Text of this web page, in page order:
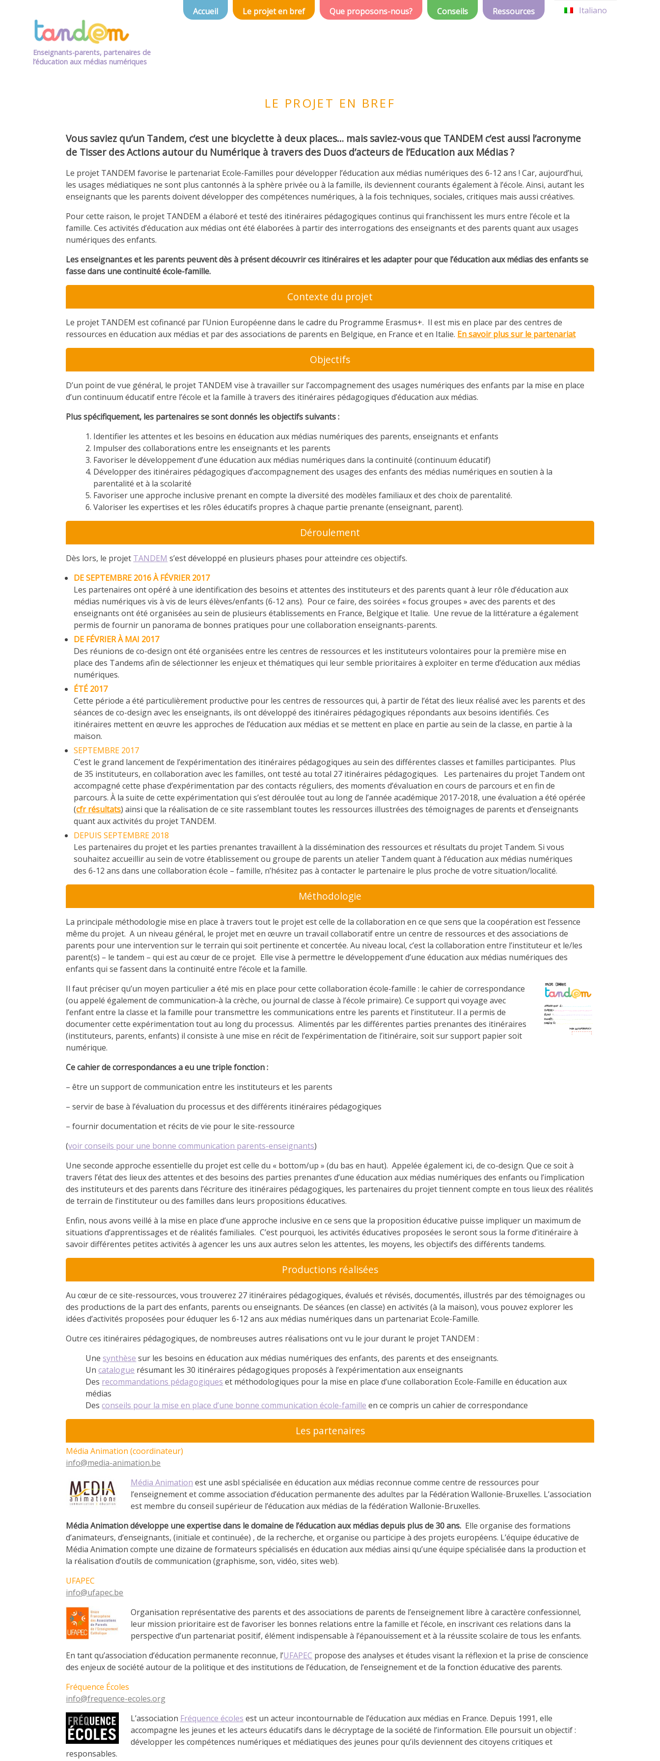
Enseignants-parents, partenaires de
l’éducation aux médias numériques
Accueil Le projet en bref Que proposons-nous? Conseils Ressources Italiano
LE PROJET EN BREF
Vous saviez qu’un Tandem, c’est une bicyclette à deux places… mais saviez-vous que TANDEM c’est aussi l’acronyme
de Tisser des Actions autour du Numérique à travers des Duos d’acteurs de l’Education aux Médias ?
Le projet TANDEM favorise le partenariat Ecole-Familles pour développer l’éducation aux médias numériques des 6-12 ans ! Car, aujourd’hui,
les usages médiatiques ne sont plus cantonnés à la sphère privée ou à la famille, ils deviennent courants également à l’école. Ainsi, autant les
enseignants que les parents doivent développer des compétences numériques, à la fois techniques, sociales, critiques mais aussi créatives.
Pour cette raison, le projet TANDEM a élaboré et testé des itinéraires pédagogiques continus qui franchissent les murs entre l’école et la
famille. Ces activités d’éducation aux médias ont été élaborées à partir des interrogations des enseignants et des parents quant aux usages
numériques des enfants.
Les enseignant.es et les parents peuvent dès à présent découvrir ces itinéraires et les adapter pour que l’éducation aux médias des enfants se
fasse dans une continuité école-famille.
Contexte du projet
Le projet TANDEM est cofinancé par l’Union Européenne dans le cadre du Programme Erasmus+. Il est mis en place par des centres de
ressources en éducation aux médias et par des associations de parents en Belgique, en France et en Italie. En savoir plus sur le partenariat
Objectifs
D’un point de vue général, le projet TANDEM vise à travailler sur l’accompagnement des usages numériques des enfants par la mise en place
d’un continuum éducatif entre l’école et la famille à travers des itinéraires pédagogiques d’éducation aux médias.
Plus spécifiquement, les partenaires se sont donnés les objectifs suivants :
Identifier les attentes et les besoins en éducation aux médias numériques des parents, enseignants et enfants
Impulser des collaborations entre les enseignants et les parents
Favoriser le développement d’une éducation aux médias numériques dans la continuité (continuum éducatif)
Développer des itinéraires pédagogiques d’accompagnement des usages des enfants des médias numériques en soutien à la
parentalité et à la scolarité
Favoriser une approche inclusive prenant en compte la diversité des modèles familiaux et des choix de parentalité.
Valoriser les expertises et les rôles éducatifs propres à chaque partie prenante (enseignant, parent).
Déroulement
Dès lors, le projet TANDEM s’est développé en plusieurs phases pour atteindre ces objectifs.
DE SEPTEMBRE 2016 À FÉVRIER 2017
Les partenaires ont opéré à une identification des besoins et attentes des instituteurs et des parents quant à leur rôle d’éducation aux
médias numériques vis à vis de leurs élèves/enfants (6-12 ans). Pour ce faire, des soirées « focus groupes » avec des parents et des
enseignants ont été organisées au sein de plusieurs établissements en France, Belgique et Italie. Une revue de la littérature a également
permis de fournir un panorama de bonnes pratiques pour une collaboration enseignants-parents.
DE FÉVRIER À MAI 2017
Des réunions de co-design ont été organisées entre les centres de ressources et les instituteurs volontaires pour la première mise en
place des Tandems afin de sélectionner les enjeux et thématiques qui leur semble prioritaires à exploiter en terme d’éducation aux médias
numériques.
ÉTÉ 2017
Cette période a été particulièrement productive pour les centres de ressources qui, à partir de l’état des lieux réalisé avec les parents et des
séances de co-design avec les enseignants, ils ont développé des itinéraires pédagogiques répondants aux besoins identifiés. Ces
itinéraires mettent en œuvre les approches de l’éducation aux médias et se mettent en place en partie au sein de la classe, en partie à la
maison.
SEPTEMBRE 2017
C’est le grand lancement de l’expérimentation des itinéraires pédagogiques au sein des différentes classes et familles participantes. Plus
de 35 instituteurs, en collaboration avec les familles, ont testé au total 27 itinéraires pédagogiques. Les partenaires du projet Tandem ont
accompagné cette phase d’expérimentation par des contacts réguliers, des moments d’évaluation en cours de parcours et en fin de
parcours. À la suite de cette expérimentation qui s’est déroulée tout au long de l’année académique 2017-2018, une évaluation a été opérée
(cfr résultats) ainsi que la réalisation de ce site rassemblant toutes les ressources illustrées des témoignages de parents et d’enseignants
quant aux activités du projet TANDEM.
DEPUIS SEPTEMBRE 2018
Les partenaires du projet et les parties prenantes travaillent à la dissémination des ressources et résultats du projet Tandem. Si vous
souhaitez accueillir au sein de votre établissement ou groupe de parents un atelier Tandem quant à l’éducation aux médias numériques
des 6-12 ans dans une collaboration école – famille, n’hésitez pas à contacter le partenaire le plus proche de votre situation/localité.
Méthodologie
La principale méthodologie mise en place à travers tout le projet est celle de la collaboration en ce que sens que la coopération est l’essence
même du projet. A un niveau général, le projet met en œuvre un travail collaboratif entre un centre de ressources et des associations de
parents pour une intervention sur le terrain qui soit pertinente et concertée. Au niveau local, c’est la collaboration entre l’instituteur et le/les
parent(s) – le tandem – qui est au cœur de ce projet. Elle vise à permettre le développement d’une éducation aux médias numériques des
enfants qui se fassent dans la continuité entre l’école et la famille.
Il faut préciser qu’un moyen particulier a été mis en place pour cette collaboration école-famille : le cahier de correspondance
(ou appelé également de communication-à la crèche, ou journal de classe à l’école primaire). Ce support qui voyage avec
l’enfant entre la classe et la famille pour transmettre les communications entre les parents et l’instituteur. Il a permis de
documenter cette expérimentation tout au long du processus. Alimentés par les différentes parties prenantes des itinéraires
(instituteurs, parents, enfants) il consiste à une mise en récit de l’expérimentation de l’itinéraire, soit sur support papier soit
numérique.
Ce cahier de correspondances a eu une triple fonction :
– être un support de communication entre les instituteurs et les parents
– servir de base à l’évaluation du processus et des différents itinéraires pédagogiques
– fournir documentation et récits de vie pour le site-ressource
(voir conseils pour une bonne communication parents-enseignants)
Une seconde approche essentielle du projet est celle du « bottom/up » (du bas en haut). Appelée également ici, de co-design. Que ce soit à
travers l’état des lieux des attentes et des besoins des parties prenantes d’une éducation aux médias numériques des enfants ou l’implication
des instituteurs et des parents dans l’écriture des itinéraires pédagogiques, les partenaires du projet tiennent compte en tous lieux des réalités
de terrain de l’instituteur ou des familles dans leurs propositions éducatives.
Enfin, nous avons veillé à la mise en place d’une approche inclusive en ce sens que la proposition éducative puisse impliquer un maximum de
situations d’apprentissages et de réalités familiales. C’est pourquoi, les activités éducatives proposées le seront sous la forme d’itinéraire à
savoir différentes petites activités à agencer les uns aux autres selon les attentes, les moyens, les objectifs des différents tandems.
Productions réalisées
Au cœur de ce site-ressources, vous trouverez 27 itinéraires pédagogiques, évalués et révisés, documentés, illustrés par des témoignages ou
des productions de la part des enfants, parents ou enseignants. De séances (en classe) en activités (à la maison), vous pouvez explorer les
idées d’activités proposées pour éduquer les 6-12 ans aux médias numériques dans un partenariat Ecole-Famille.
Outre ces itinéraires pédagogiques, de nombreuses autres réalisations ont vu le jour durant le projet TANDEM :
Unesynthèse sur les besoins en éducation aux médias numériques des enfants, des parents et des enseignants.
Uncatalogue résumant les 30 itinéraires pédagogiques proposés à l’expérimentation aux enseignants
Des recommandations pédagogiques et méthodologiques pour la mise en place d’une collaboration Ecole-Famille en éducation aux
médias
Desconseils pour la mise en place d’une bonne communication école-famille en ce compris un cahier de correspondance
Les partenaires
Média Animation (coordinateur)
info@media-animation.be
Média Animation est une asbl spécialisée en éducation aux médias reconnue comme centre de ressources pour
l’enseignement et comme association d’éducation permanente des adultes par la Fédération Wallonie-Bruxelles. L’association
est membre du conseil supérieur de l’éducation aux médias de la fédération Wallonie-Bruxelles.
Média Animation développe une expertise dans le domaine de l’éducation aux médias depuis plus de 30 ans. Elle organise des formations
d’animateurs, d’enseignants, (initiale et continuée) , de la recherche, et organise ou participe à des projets européens. L’équipe éducative de
Média Animation compte une dizaine de formateurs spécialisés en éducation aux médias ainsi qu’une équipe spécialisée dans la production et
la réalisation d’outils de communication (graphisme, son, vidéo, sites web).
UFAPEC
info@ufapec.be
Organisation représentative des parents et des associations de parents de l’enseignement libre à caractère confessionnel,
leur mission prioritaire est de favoriser les bonnes relations entre la famille et l’école, en inscrivant ces relations dans la
perspective d’un partenariat positif, élément indispensable à l’épanouissement et à la réussite scolaire de tous les enfants.
En tant qu’association d’éducation permanente reconnue, l’UFAPEC propose des analyses et études visant la réflexion et la prise de conscience
des enjeux de société autour de la politique et des institutions de l’éducation, de l’enseignement et de la fonction éducative des parents.
Fréquence Écoles
info@frequence-ecoles.org
L’association Fréquence écoles est un acteur incontournable de l’éducation aux médias en France. Depuis 1991, elle
accompagne les jeunes et les acteurs éducatifs dans le décryptage de la société de l’information. Elle poursuit un objectif :
développer les compétences numériques et médiatiques des jeunes pour qu’ils deviennent des citoyens critiques et
responsables.